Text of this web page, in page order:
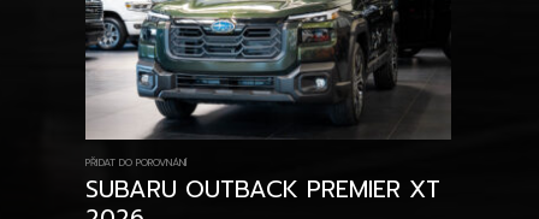
PŘIDAT DO POROVNÁNÍ
SUBARU OUTBACK PREMIER XT